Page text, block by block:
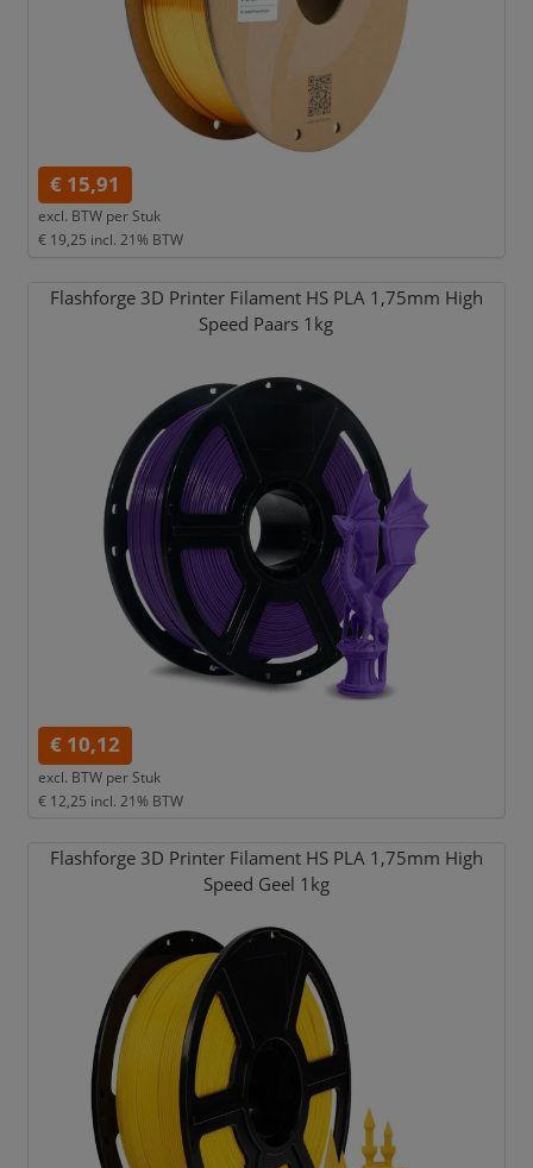
€ 15,91
excl. BTW per Stuk
€ 19,25 incl. 21% BTW
Flashforge 3D Printer Filament HS PLA 1,75mm High
Speed Paars 1kg
€ 10,12
excl. BTW per Stuk
€ 12,25 incl. 21% BTW
Flashforge 3D Printer Filament HS PLA 1,75mm High
Speed Geel 1kg